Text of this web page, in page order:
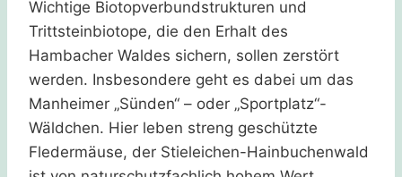
Wichtige Biotopverbundstrukturen und
Trittsteinbiotope, die den Erhalt des
Hambacher Waldes sichern, sollen zerstört
werden. Insbesondere geht es dabei um das
Manheimer „Sünden“ – oder „Sportplatz“-
Wäldchen. Hier leben streng geschützte
Fledermäuse, der Stieleichen-Hainbuchenwald